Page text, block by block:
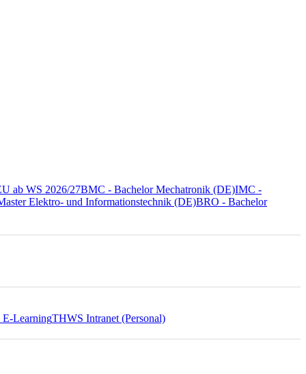
ab WS 2026/27BMC - Bachelor Mechatronik (DE)IMC -
Elektro- und Informationstechnik (DE)BRO - Bachelor
LearningTHWS Intranet (Personal)